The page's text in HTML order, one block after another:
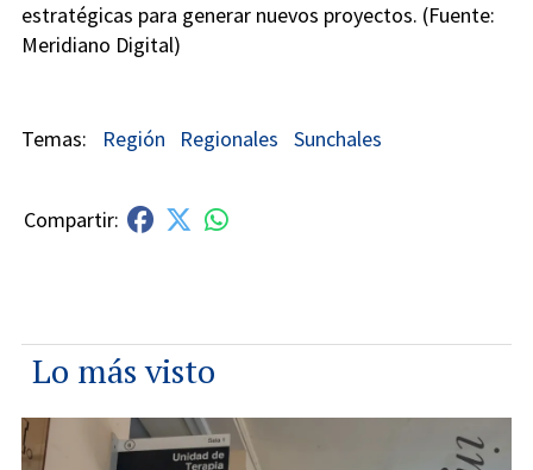
estratégicas para generar nuevos proyectos. (Fuente:
Meridiano Digital)
Región Regionales Sunchales
Lo más visto